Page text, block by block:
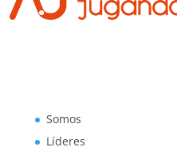
Somos
Líderes